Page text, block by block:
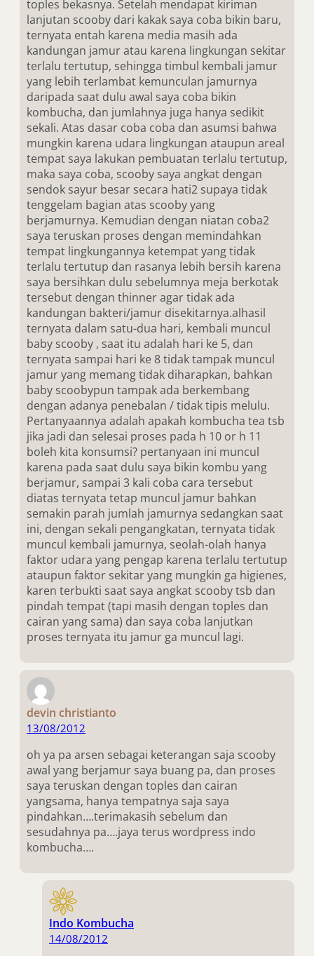
toples bekasnya. Setelah mendapat kiriman
lanjutan scooby dari kakak saya coba bikin baru,
ternyata entah karena media masih ada
kandungan jamur atau karena lingkungan sekitar
terlalu tertutup, sehingga timbul kembali jamur
yang lebih terlambat kemunculan jamurnya
daripada saat dulu awal saya coba bikin
kombucha, dan jumlahnya juga hanya sedikit
sekali. Atas dasar coba coba dan asumsi bahwa
mungkin karena udara lingkungan ataupun areal
tempat saya lakukan pembuatan terlalu tertutup,
maka saya coba, scooby saya angkat dengan
sendok sayur besar secara hati2 supaya tidak
tenggelam bagian atas scooby yang
berjamurnya. Kemudian dengan niatan coba2
saya teruskan proses dengan memindahkan
tempat lingkungannya ketempat yang tidak
terlalu tertutup dan rasanya lebih bersih karena
saya bersihkan dulu sebelumnya meja berkotak
tersebut dengan thinner agar tidak ada
kandungan bakteri/jamur disekitarnya.alhasil
ternyata dalam satu-dua hari, kembali muncul
baby scooby , saat itu adalah hari ke 5, dan
ternyata sampai hari ke 8 tidak tampak muncul
jamur yang memang tidak diharapkan, bahkan
baby scoobypun tampak ada berkembang
dengan adanya penebalan / tidak tipis melulu.
Pertanyaannya adalah apakah kombucha tea tsb
jika jadi dan selesai proses pada h 10 or h 11
boleh kita konsumsi? pertanyaan ini muncul
karena pada saat dulu saya bikin kombu yang
berjamur, sampai 3 kali coba cara tersebut
diatas ternyata tetap muncul jamur bahkan
semakin parah jumlah jamurnya sedangkan saat
ini, dengan sekali pengangkatan, ternyata tidak
muncul kembali jamurnya, seolah-olah hanya
faktor udara yang pengap karena terlalu tertutup
ataupun faktor sekitar yang mungkin ga higienes,
karen terbukti saat saya angkat scooby tsb dan
pindah tempat (tapi masih dengan toples dan
cairan yang sama) dan saya coba lanjutkan
proses ternyata itu jamur ga muncul lagi.
devin christianto
13/08/2012
oh ya pa arsen sebagai keterangan saja scooby
awal yang berjamur saya buang pa, dan proses
saya teruskan dengan toples dan cairan
yangsama, hanya tempatnya saja saya
pindahkan….terimakasih sebelum dan
sesudahnya pa….jaya terus wordpress indo
kombucha….
Indo Kombucha
14/08/2012